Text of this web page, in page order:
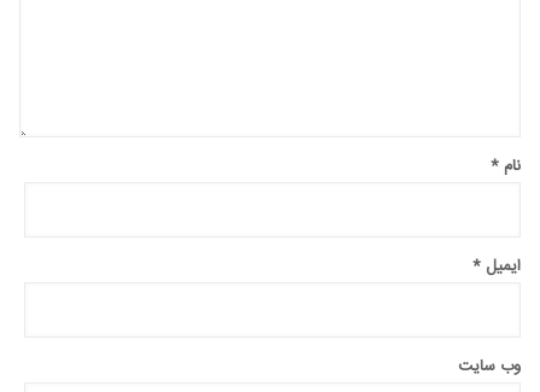
نام *
ایمیل *
وب‌ سایت